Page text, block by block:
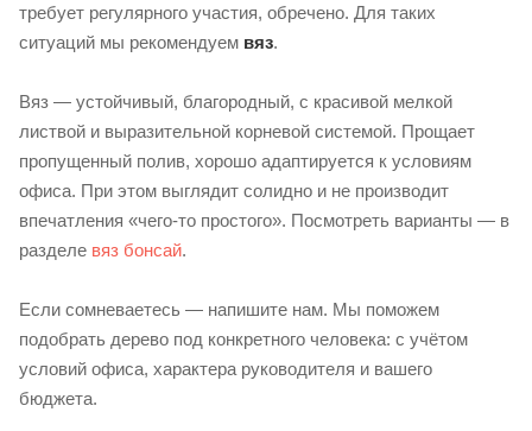
требует регулярного участия, обречено. Для таких
ситуаций мы рекомендуем вяз.
Вяз — устойчивый, благородный, с красивой мелкой
листвой и выразительной корневой системой. Прощает
пропущенный полив, хорошо адаптируется к условиям
офиса. При этом выглядит солидно и не производит
впечатления «чего-то простого». Посмотреть варианты — в
разделе вяз бонсай.
Если сомневаетесь — напишите нам. Мы поможем
подобрать дерево под конкретного человека: с учётом
условий офиса, характера руководителя и вашего
бюджета.